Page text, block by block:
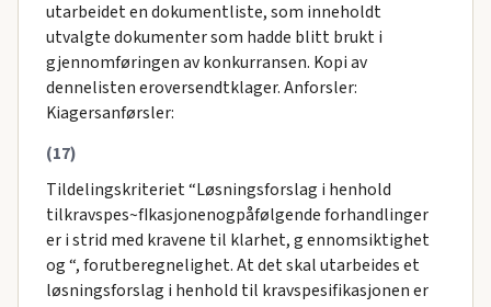
utarbeidet en dokumentliste, som inneholdt
utvalgte dokumenter som hadde blitt brukt i
gjennomføringen av konkurransen. Kopi av
dennelisten eroversendtklager. Anforsler:
Kiagersanførsler:
(17)
Tildelingskriteriet “Løsningsforslag i henhold
tilkravspes~fIkasjonenogpåfølgende forhandlinger
er i strid med kravene til klarhet, g ennomsiktighet
og “, forutberegnelighet. At det skal utarbeides et
løsningsforslag i henhold til kravspesifikasjonen er